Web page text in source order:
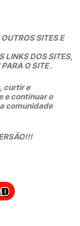
SITES E
LINKS DOS SITES,
O SITE .
curtir e
e continuar o
comunidade